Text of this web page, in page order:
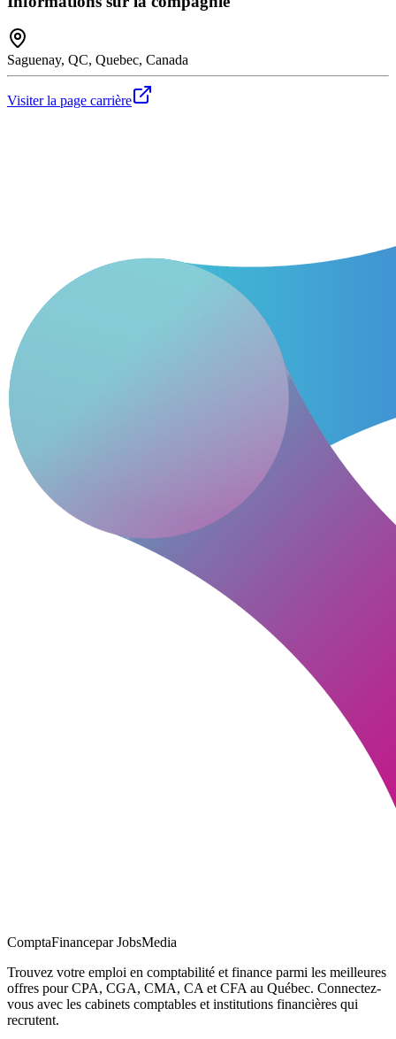
Saguenay, QC, Quebec, Canada
Visiter la page carrière
ComptaFinancepar JobsMedia
Trouvez votre emploi en comptabilité et finance parmi les meilleures
offres pour CPA, CGA, CMA, CA et CFA au Québec. Connectez-
vous avec les cabinets comptables et institutions financières qui
recrutent.